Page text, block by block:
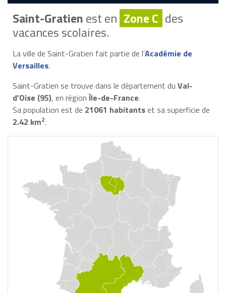
Saint-Gratienest en Zone C des
vacances scolaires.
La ville de Saint-Gratien fait partie de l'Académie de
Versailles.
Saint-Gratien se trouve dans le département du Val-
d’Oise (95), en régionÎle-de-France.
Sa population est de 21061 habitantset sa superficie de
2.42 km2.